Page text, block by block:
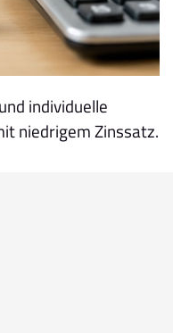
individuelle
niedrigem Zinssatz.